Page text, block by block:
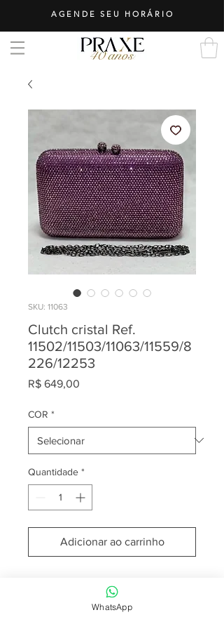
AGENDE SEU HORÁRIO
SKU: 11063
Clutch cristal Ref.
11502/11503/11063/11559/8
226/12253
R$ 649,00
COR *
Quantidade *
Adicionar ao carrinho
WhatsApp